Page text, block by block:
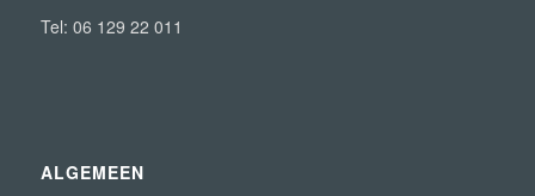
Tel: 06 129 22 011
ALGEMEEN